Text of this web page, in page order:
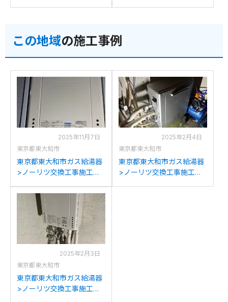
この地域の施工事例
2025年11月7日
東京都東大和市
東京都東大和市ガス給湯器
>ノーリツ交換工事施工事
2050SAWX-PSからノーリ
ツGT-2070SAW BLへの交
2025年2月4日
東京都東大和市
東京都東大和市ガス給湯器
>ノーリツ交換工事施工事
2025年2月3日
東京都東大和市
東京都東大和市ガス給湯器
>ノーリツ交換工事施工事